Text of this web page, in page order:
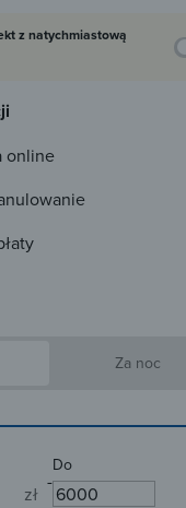
z natychmiastową
online
Za noc
zł
-
Do